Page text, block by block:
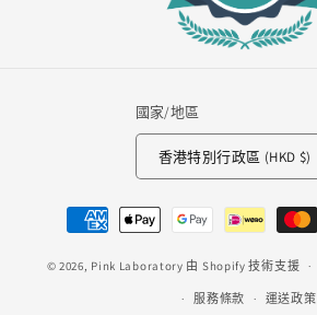
國家/地區
香港特別行政區 (HKD $)
付
款
方
© 2026, Pink Laboratory 由 Shopify 技術支援
服務條款 運送政策